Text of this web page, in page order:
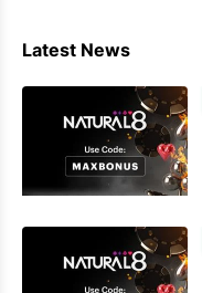
Latest News